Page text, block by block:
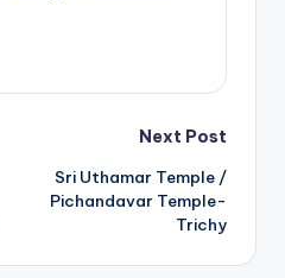
Next Post
Sri Uthamar Temple /
Pichandavar Temple-
Trichy